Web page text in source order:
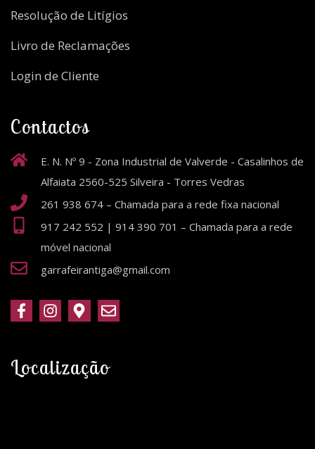
Resolução de Litígios
Livro de Reclamações
Login de Cliente
Contactos
E. N. Nº 9 - Zona Industrial de Valverde - Casalinhos de
Alfaiata 2560-525 Silveira - Torres Vedras
261 938 674 – Chamada para a rede fixa nacional
917 242 552 | 914 390 701 – Chamada para a rede
móvel nacional
garrafeirantiga@gmail.com
Localização